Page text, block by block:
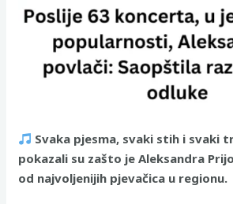
Svaka pjesma, svaki stih i svaki
pokazali su zašto je Aleksandra
od najvoljenijih pjevačica u regionu.